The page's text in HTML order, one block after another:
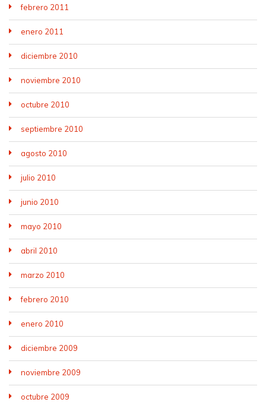
febrero 2011
enero 2011
diciembre 2010
noviembre 2010
octubre 2010
septiembre 2010
agosto 2010
julio 2010
junio 2010
mayo 2010
abril 2010
marzo 2010
febrero 2010
enero 2010
diciembre 2009
noviembre 2009
octubre 2009